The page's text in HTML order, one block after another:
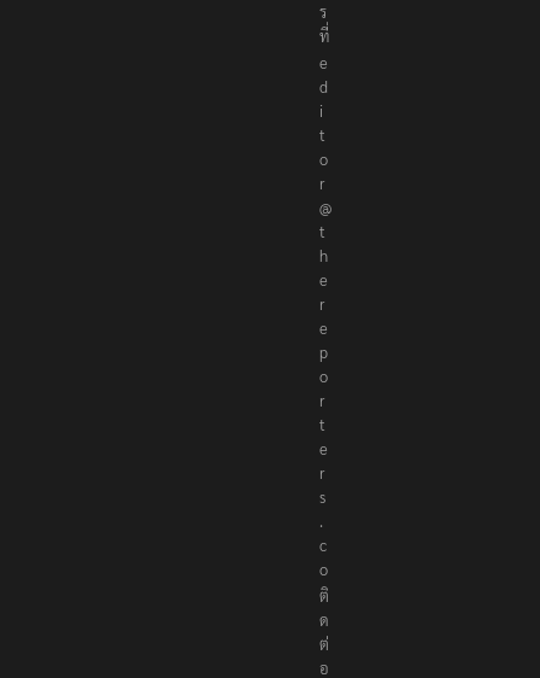
ร
ที่
e
d
i
t
o
r
@
t
h
e
r
e
p
o
r
t
e
r
s
.
c
o
ติ
ด
ต่
อ